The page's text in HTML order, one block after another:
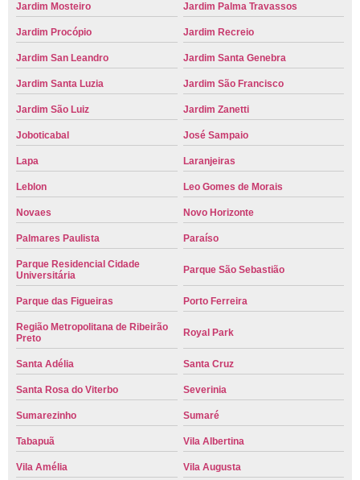
Jardim Mosteiro Jardim Palma Travassos
Jardim Procópio Jardim Recreio
Jardim San Leandro Jardim Santa Genebra
Jardim Santa Luzia Jardim São Francisco
Jardim São Luiz Jardim Zanetti
Joboticabal José Sampaio
Lapa Laranjeiras
Leblon Leo Gomes de Morais
Novaes Novo Horizonte
Palmares Paulista Paraíso
Parque Residencial Cidade
Universitária
Parque São Sebastião
Parque das Figueiras Porto Ferreira
Região Metropolitana de Ribeirão
Preto
Royal Park
Santa Adélia Santa Cruz
Santa Rosa do Viterbo Severinia
Sumarezinho Sumaré
Tabapuã Vila Albertina
Vila Amélia Vila Augusta